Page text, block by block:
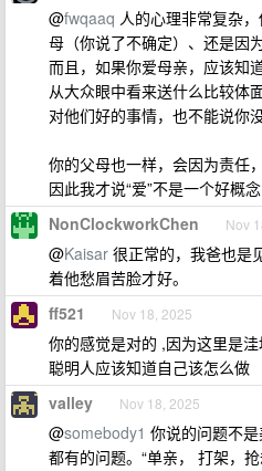
@fwqaaq 人的心理非常复杂
母（你说了不确定）、还是因
而且，如果你爱母亲，应该知
从大众眼中看来送什么比较体
对他们好的事情，也不能说你没
你的父母也一样，会因为责任
因此我才说“爱”不是一个好概
NonClockworkChen Nov
@Kaisar 很正常的，我爸也是
着他愁眉苦脸才好。
ff521 Nov 18, 2025
你的感觉是对的 ,因为这里是
聪明人应该知道自己该怎么做
valley Nov 18, 2025
@somebody1 你说的问题不
都有的问题。“单亲， 打架，